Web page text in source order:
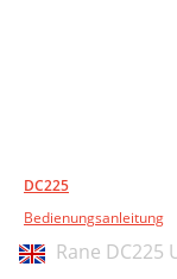
DC225
Bedienungsanleitung
Rane DC225